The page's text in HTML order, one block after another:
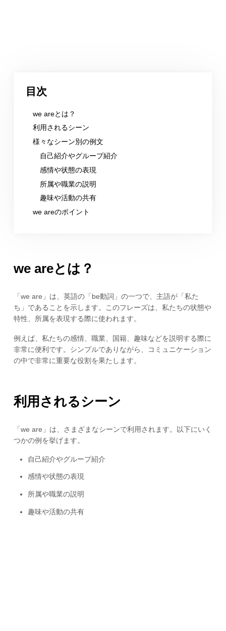
目次
we areとは？
利用されるシーン
様々なシーン別の例文
自己紹介やグループ紹介
感情や状態の表現
所属や職業の説明
趣味や活動の共有
we areのポイント
we areとは？
「we are」は、英語の「be動詞」の一つで、主語が「私た
ち」であることを示します。このフレーズは、私たちの状態や
特性、所属を表現する際に使われます。
例えば、私たちの感情、職業、国籍、趣味などを説明する際に
非常に便利です。シンプルでありながら、コミュニケーション
の中で非常に重要な役割を果たします。
利用されるシーン
「we are」は、さまざまなシーンで利用されます。以下にいく
つかの例を挙げます。
自己紹介やグループ紹介
感情や状態の表現
所属や職業の説明
趣味や活動の共有